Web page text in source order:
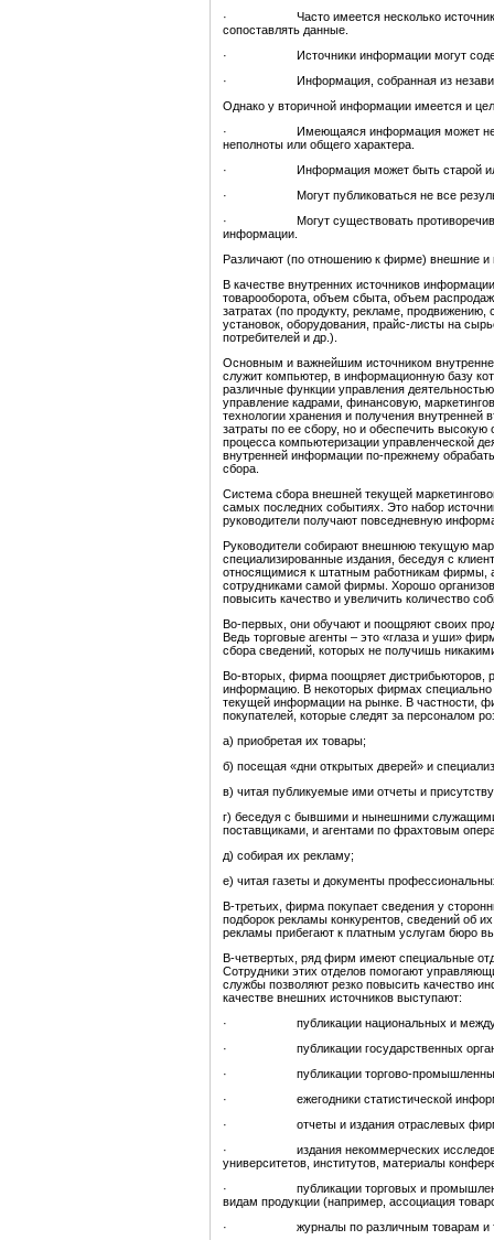
· Часто имеется несколько источников
сопоставлять данные.
· Источники информации могут
· Информация, собранная из
Однако у вторичной информации имеется и
· Имеющаяся информация может не
неполноты или общего характера.
· Информация может быть старой или
· Могут публиковаться не все
· Могут существовать противоречивые
информации.
Различают (по отношению к фирме) внешние и
В качестве внутренних источников
товарооборота, объем сбыта, объем
затратах (по продукту, рекламе,
установок, оборудования, прайс-листы на
потребителей и др.).
Основным и важнейшим источником
служит компьютер, в информационную базу
различные функции управления
управление кадрами, финансовую,
технологии хранения и получения внутренней
затраты по ее сбору, но и обеспечить
процесса компьютеризации управленческой
внутренней информации по-прежнему
сбора.
Система сбора внешней текущей
самых последних событиях. Это набор
руководители получают повседневную
Руководители собирают внешнюю текущую
специализированные издания, беседуя с
относящимися к штатным работникам фирмы,
сотрудниками самой фирмы. Хорошо
повысить качество и увеличить количество
Во-первых, они обучают и поощряют своих
Ведь торговые агенты – это «глаза и уши»
сбора сведений, которых не получишь
Во-вторых, фирма поощряет дистрибьюторов,
информацию. В некоторых фирмах специально
текущей информации на рынке. В частности,
покупателей, которые следят за персоналом
а) приобретая их товары;
б) посещая «дни открытых дверей» и
в) читая публикуемые ими отчеты и
г) беседуя с бывшими и нынешними
поставщиками, и агентами по фрахтовым
д) собирая их рекламу;
е) читая газеты и документы
В-третьих, фирма покупает сведения у
подборок рекламы конкурентов, сведений об
рекламы прибегают к платным услугам бюро
В-четвертых, ряд фирм имеют специальные
Сотрудники этих отделов помогают
службы позволяют резко повысить качество
качестве внешних источников выступают:
· публикации национальных и
· публикации государственных органов,
· публикации торгово-промышленных
· ежегодники статистической
· отчеты и издания отраслевых фирм и
· издания некоммерческих
университетов, институтов, материалы
· публикации торговых и промышленных
видам продукции (например, ассоциация
· журналы по различным товарам и